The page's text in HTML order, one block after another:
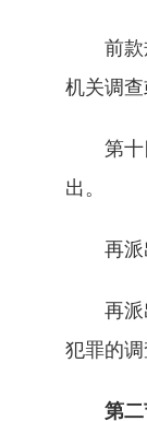
前款规
机关调
第十四
出。
再派出
再派出
犯罪的
第二